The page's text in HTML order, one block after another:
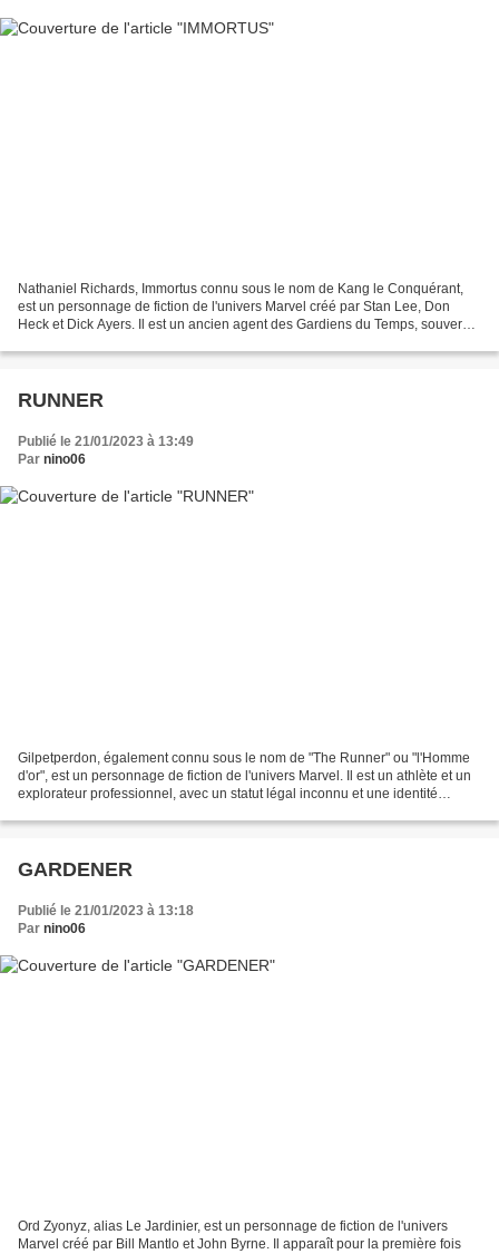
Nathaniel Richards, Immortus connu sous le nom de Kang le Conquérant,
est un personnage de fiction de l'univers Marvel créé par Stan Lee, Don
Heck et Dick Ayers. Il est un ancien agent des Gardiens du Temps, souverain
RUNNER
Publié le 21/01/2023 à 13:49
Par nino06
Gilpetperdon, également connu sous le nom de "The Runner" ou "l'Homme
d'or", est un personnage de fiction de l'univers Marvel. Il est un athlète et un
explorateur professionnel, avec un statut légal inconnu et une identité
GARDENER
Publié le 21/01/2023 à 13:18
Par nino06
Ord Zyonyz, alias Le Jardinier, est un personnage de fiction de l'univers
Marvel créé par Bill Mantlo et John Byrne. Il apparaît pour la première fois